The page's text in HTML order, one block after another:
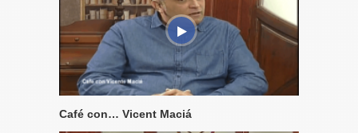
Café con… Vicent Maciá